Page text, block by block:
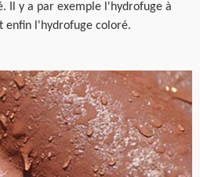
Il y a par exemple l'hydrofuge à
enfin l'hydrofuge coloré.